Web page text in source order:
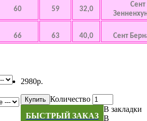
60 59 32,0
66 63 40,0 Сент
2980р.
Количество
Купить
БЫСТРЫЙ ЗАКАЗ
В закладки
В